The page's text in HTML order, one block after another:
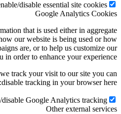
disable essential site cookies.
Google Analytics Cookies
that is used either in aggregate
our website is being used or how
are, or to help us customize our
order to enhance your experience.
track your visit to our site you can
disable tracking in your browser here:
Google Analytics tracking.
Other external services